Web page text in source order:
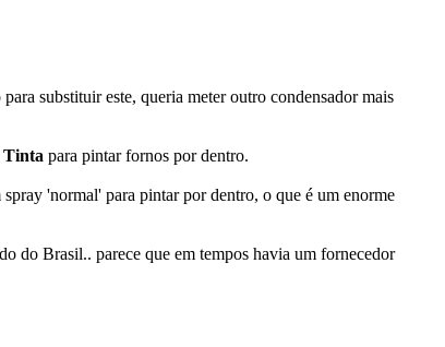
substituir este, queria meter outro condensador mais
Tinta para pintar fornos por dentro.
'normal' para pintar por dentro, o que é um enorme
do Brasil.. parece que em tempos havia um fornecedor